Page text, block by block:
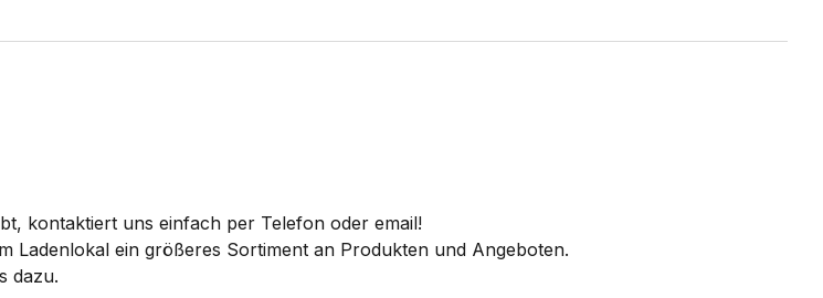
kontaktiert uns einfach per Telefon oder email!
ein größeres Sortiment an Produkten und Angeboten.
dazu.